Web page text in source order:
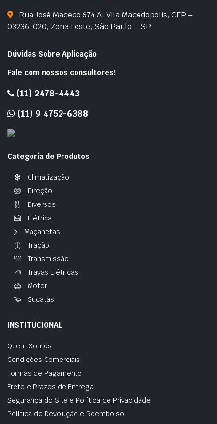
Rua José Macedo 674 A, Vila Macedopolis, CEP –
03236-020, Zona Leste, São Paulo – SP
Dúvidas Sobre Aplicação
Fale com nossos consultores!
(11) 2478-4443
(11) 9 4752-6388
Categoria de Produtos
Climatização
Direção
Diversos
Elétrica
Maçanetas
Tração
Transmissão
Travas Elétricas
Motor
Sucatas
INSTITUCIONAL
Quem Somos
Condições Comerciais
Formas de Pagamento
Frete e Prazos de Entrega
Segurança do Site e Política de Privacidade
Política de Devolução e Reembolso